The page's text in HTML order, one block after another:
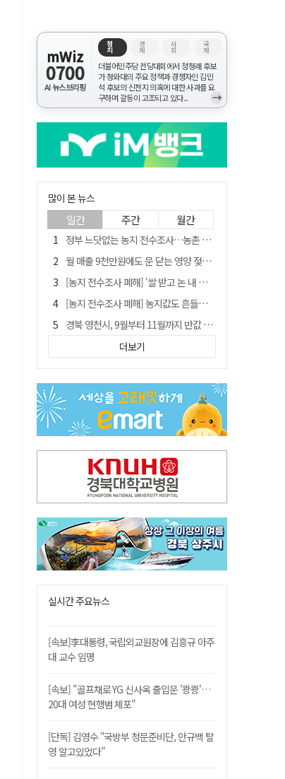
mWiz
0700
AI 뉴스브리핑
정
치
경
제
사
회
국
제
더불어민주당 전당대회에서 정청래 후보
가 청와대의 주요 정책과 경쟁자인 김민
석 후보의 신천지 의혹에 대한 사과를 요
구하며 갈등이 고조되고 있다...
→
많이 본 뉴스
일간 주간 월간
정부 느닷없는 농지 전수조사…농촌 들쑤시는 '경자유전'의 칼날
월 매출 9천만원에도 문 닫는 영양 젖소농장… "일할 사람이 없어"
[농지 전수조사 폐해] '쌀 받고 논 내 준' 도지농 이제 어쩌나?
[농지 전수조사 폐해] 농지값도 흔들리나…"도지 막히면 헐값 매물 나올 수도"
경북 영천시, 9월부터 11월까지 반값 여행 혜택 제공
'솔리다임 IPO 추진설' SK하이닉스, 주가 9% 급락
[농지 전수조사 폐해] 실경작농·청년농 부담도 커진다
TK신공항 참여 주저한 LH, 광주군공항 사업에는 앞장
아쉬운 태클
더보기
실시간 주요뉴스
[속보]李대통령, 국립외교원장에 김흥규 아주
대 교수 임명
[속보] "골프채로 YG 신사옥 출입문 '쾅쾅'…
20대 여성 현행범 체포"
[단독] 김영수 "국방부 청문준비단, 안규백 탈
영 알고있었다"